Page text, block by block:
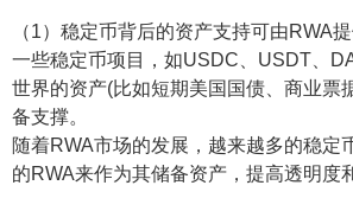
（1）稳定币背后的资产支持可由RWA
一些稳定币项目，如USDC、USDT、
世界的资产(比如短期美国国债、商业票
备支撑。
随着RWA市场的发展，越来越多的稳定
的RWA来作为其储备资产，提高透明度